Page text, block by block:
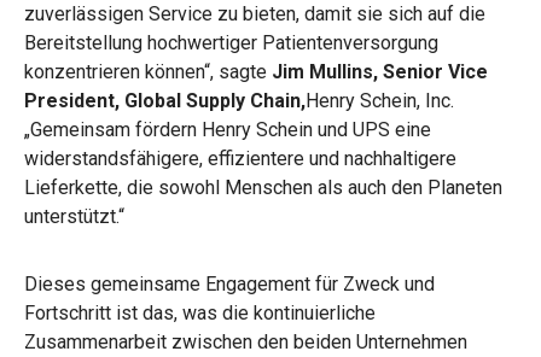
zuverlässigen Service zu bieten, damit sie sich auf die
Bereitstellung hochwertiger Patientenversorgung
konzentrieren können“, sagte Jim Mullins, Senior Vice
President, Global Supply Chain,Henry Schein, Inc.
„Gemeinsam fördern Henry Schein und UPS eine
widerstandsfähigere, effizientere und nachhaltigere
Lieferkette, die sowohl Menschen als auch den Planeten
unterstützt.“
Dieses gemeinsame Engagement für Zweck und
Fortschritt ist das, was die kontinuierliche
Zusammenarbeit zwischen den beiden Unternehmen